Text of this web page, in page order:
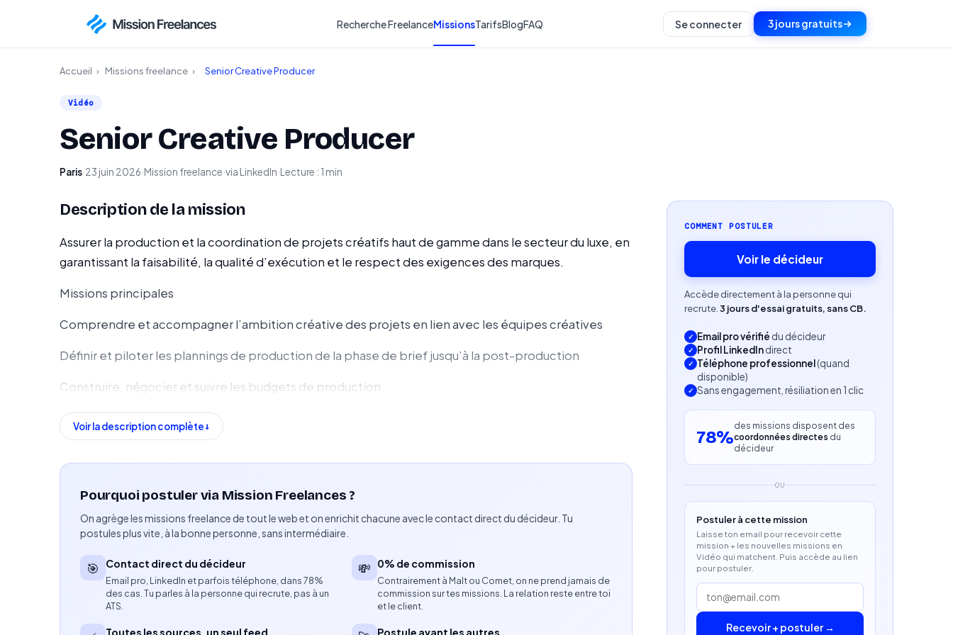
Recherche FreelanceMissionsTarifsBlogFAQ Se connecter 3 jours gratuits
Accueil › Missions freelance › Senior Creative Producer
Vidéo
Senior Creative Producer
Paris·23 juin 2026·Mission freelance·via LinkedIn·Lecture : 1 min
Description de la mission
Assurer la production et la coordination de projets créatifs haut de gamme dans le secteur du luxe, en
garantissant la faisabilité, la qualité d’exécution et le respect des exigences des marques.
Missions principales
Comprendre et accompagner l’ambition créative des projets en lien avec les équipes créatives
Définir et piloter les plannings de production de la phase de brief jusqu’à la post-production
Construire, négocier et suivre les budgets de production
Identifier, sélectionner et coordonner les talents et partenaires (réalisateurs, photographes,
producteurs, prestataires)
Gérer les aspects opérationnels, logistiques, administratifs, juridiques et financiers des productions
Anticiper les risques et proposer des solutions pour assurer la bonne exécution des projets
Garantir le respect des délais, des livrables et des standards de qualité attendus par les clients
Compétences attendues
Expérience en agence créative ou en production audiovisuelle
Expertise dans la production de campagnes pour des marques de luxe (mode, beauté, horlogerie,
Voir la description complète
Pourquoi postuler via Mission Freelances ?
On agrège les missions freelance de tout le web et on enrichit chacune avec le contact direct du décideur. Tu
postules plus vite, à la bonne personne, sans intermédiaire.
🎯 Contact direct du décideur
Email pro, LinkedIn et parfois téléphone, dans 78%
des cas. Tu parles à la personne qui recrute, pas à un
ATS.
💸 0% de commission
Contrairement à Malt ou Comet, on ne prend jamais de
commission sur tes missions. La relation reste entre toi
et le client.
Toutes les sources, un seul feed Postule avant les autres
COMMENT POSTULER
Voir le décideur
Accède directement à la personne qui
recrute. 3 jours d'essai gratuits, sans CB.
Email pro vérifié du décideur
Profil LinkedIndirect
Téléphone professionnel(quand
disponible)
Sans engagement, résiliation en 1 clic
78%
des missions disposent des
coordonnées directes du
décideur
OU
Postuler à cette mission
Laisse ton email pour recevoir cette
mission + les nouvelles missions en
Vidéo qui matchent. Puis accède au lien
pour postuler.
Recevoir + postuler →